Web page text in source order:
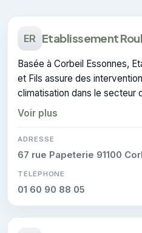
ER Etablissement
Basée à Corbeil Essonnes,
et Fils assure des
climatisation dans le secteur
dispose de la certification
Voir plus
ADRESSE
67 rue Papeterie 91100
TÉLÉPHONE
01 60 90 88 05